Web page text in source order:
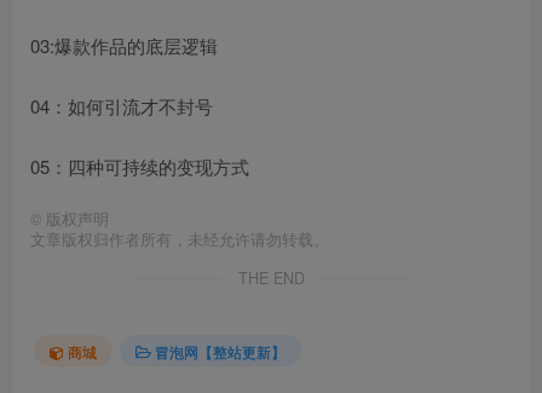
03:爆款作品的底层逻辑
04：如何引流才不封号
05：四种可持续的变现方式
© 版权声明
文章版权归作者所有，未经允许请勿转载。
THE END
商城 冒泡网【整站更新】